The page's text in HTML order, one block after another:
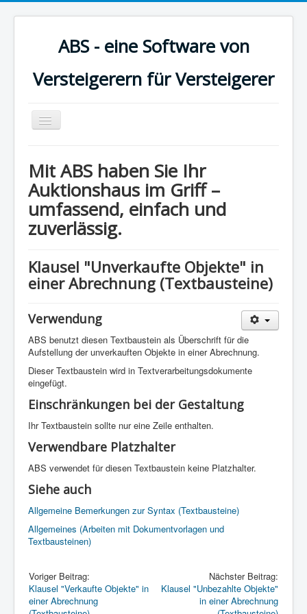
ABS - eine Software von
Versteigerern für Versteigerer
Toggle
Navigation
Benutzerhandbuch
Versionsgeschichte
Impressum
Datenschutzerklärung
Mit ABS haben Sie Ihr
Auktionshaus im Griff –
umfassend, einfach und
zuverlässig.
Klausel "Unverkaufte Objekte" in
einer Abrechnung (Textbausteine)
Verwendung
ABS benutzt diesen Textbaustein als Überschrift für die
Aufstellung der unverkauften Objekte in einer Abrechnung.
Dieser Textbaustein wird in Textverarbeitungsdokumente
eingefügt.
Einschränkungen bei der Gestaltung
Ihr Textbaustein sollte nur eine Zeile enthalten.
Verwendbare Platzhalter
ABS verwendet für diesen Textbaustein keine Platzhalter.
Siehe auch
Allgemeine Bemerkungen zur Syntax (Textbausteine)
Allgemeines (Arbeiten mit Dokumentvorlagen und
Textbausteinen)
Voriger Beitrag:
Klausel "Verkaufte Objekte" in
einer Abrechnung
Nächster Beitrag:
Klausel "Unbezahlte Objekte"
in einer Abrechnung